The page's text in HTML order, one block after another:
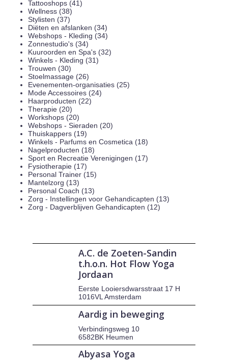
Tattooshops (41)
Wellness (38)
Stylisten (37)
Diëten en afslanken (34)
Webshops - Kleding (34)
Zonnestudio's (34)
Kuuroorden en Spa's (32)
Winkels - Kleding (31)
Trouwen (30)
Stoelmassage (26)
Evenementen-organisaties (25)
Mode Accessoires (24)
Haarproducten (22)
Therapie (20)
Workshops (20)
Webshops - Sieraden (20)
Thuiskappers (19)
Winkels - Parfums en Cosmetica (18)
Nagelproducten (18)
Sport en Recreatie Verenigingen (17)
Fysiotherapie (17)
Personal Trainer (15)
Mantelzorg (13)
Personal Coach (13)
Zorg - Instellingen voor Gehandicapten (13)
Zorg - Dagverblijven Gehandicapten (12)
A.C. de Zoeten-Sandin
t.h.o.n. Hot Flow Yoga
Jordaan
Eerste Looiersdwarsstraat 17 H
1016VL Amsterdam
Aardig in beweging
Verbindingsweg 10
6582BK Heumen
Abyasa Yoga